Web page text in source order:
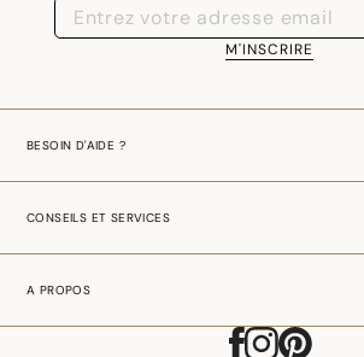
M'INSCRIRE
BESOIN D'AIDE ?
CONSEILS ET SERVICES
A PROPOS